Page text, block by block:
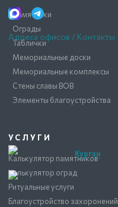
Адреса офисов / Контакты
Курган
Памятники
Ограды
Таблички
Мемориальные доски
Мемориальные комплексы
Стены славы ВОВ
Элементы благоустройства
УСЛУГИ
Калькулятор памятников
Калькулятор оград
Ритуальные услуги
Благоустройство захоронений